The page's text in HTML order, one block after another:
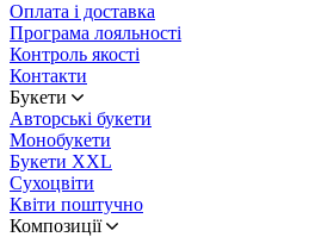
Оплата і доставка
Програма лояльності
Контроль якості
Контакти
Букети
Авторські букети
Монобукети
Букети XXL
Cухоцвіти
Квіти поштучно
Композиції